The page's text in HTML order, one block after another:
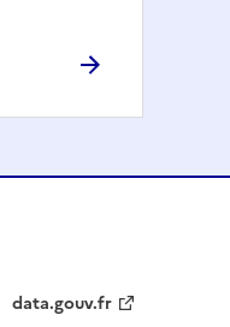
data.gouv.fr